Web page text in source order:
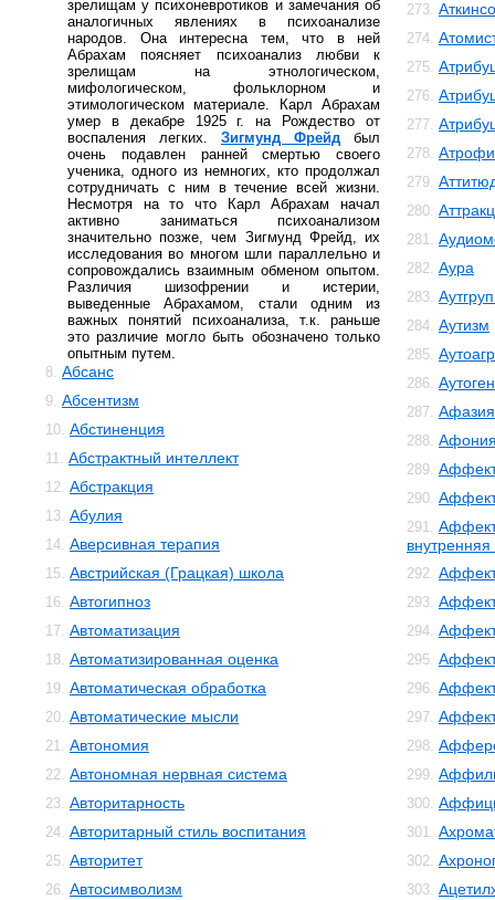
зрелищам у психоневротиков и замечания об
аналогичных явлениях в психоанализе
народов. Она интересна тем, что в ней
Абрахам поясняет психоанализ любви к
зрелищам на этнологическом,
мифологическом, фольклорном и
этимологическом материале. Карл Абрахам
умер в декабре 1925 г. на Рождество от
воспаления легких. Зигмунд Фрейд был
очень подавлен ранней смертью своего
ученика, одного из немногих, кто продолжал
сотрудничать с ним в течение всей жизни.
Несмотря на то что Карл Абрахам начал
активно заниматься психоанализом
значительно позже, чем Зигмунд Фрейд, их
исследования во многом шли параллельно и
сопровождались взаимным обменом опытом.
Различия шизофрении и истерии,
выведенные Абрахамом, стали одним из
важных понятий психоанализа, т.к. раньше
это различие могло быть обозначено только
опытным путем.
8. Абсанс
9. Абсентизм
10. Абстиненция
11. Абстрактный интеллект
12. Абстракция
13. Абулия
14. Аверсивная терапия
15. Австрийская (Грацкая) школа
16. Автогипноз
17. Автоматизация
18. Автоматизированная оценка
19. Автоматическая обработка
20. Автоматические мысли
21. Автономия
22. Автономная нервная система
23. Авторитарность
24. Авторитарный стиль воспитания
25. Авторитет
26. Автосимволизм
273.
274.
275.
276.
277.
278.
279.
280.
281.
282. Аура
283.
284. Аутизм
285.
286.
287. Афазия
288.
289. Аффект
290.
291.
292.
293.
294.
295.
296.
297.
298.
299.
300.
301.
302.
303.